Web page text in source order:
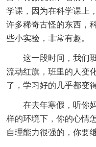
学课，因为在科学课上
许多稀奇古怪的东西，
些小实验，非常有趣。
这一段时间，我们
流动红旗，班里的人变
了，学习好的几乎都变
在去年寒假，听你
样的环境下，你的心情
自理能力很强的，你要